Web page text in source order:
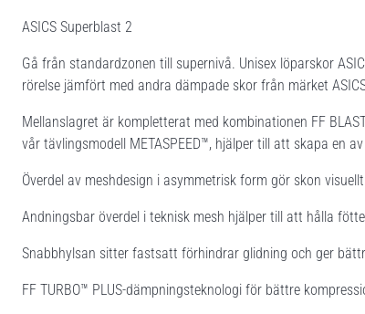
ASICS Superblast 2
Gå från standardzonen till supernivå. Unisex löparskor
rörelse jämfört med andra dämpade skor från märket
Mellanslagret är kompletterat med kombinationen FF
vår tävlingsmodell METASPEED™, hjälper till att skapa en
Överdel av meshdesign i asymmetrisk form gör skon
Andningsbar överdel i teknisk mesh hjälper till att hålla
Snabbhylsan sitter fastsatt förhindrar glidning och ger
FF TURBO™ PLUS-dämpningsteknologi för bättre